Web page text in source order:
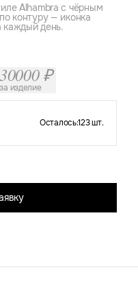
Alhambra с чёрным
контуру — иконка
каждый день.
30000 ₽
за изделие
Осталось:123 шт.